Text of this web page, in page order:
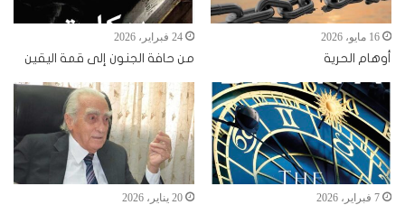
16 مايو، 2026
أوهام الحرية
24 فبراير، 2026
من حافة الجنون إلى قمة اليقين
7 فبراير، 2026 20 يناير، 2026